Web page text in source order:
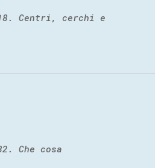
Centri, cerchi e
Che cosa